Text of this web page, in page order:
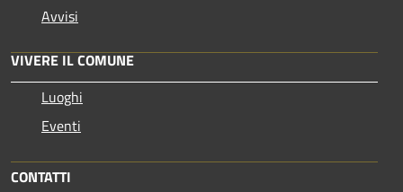
Avvisi
VIVERE IL COMUNE
Luoghi
Eventi
CONTATTI